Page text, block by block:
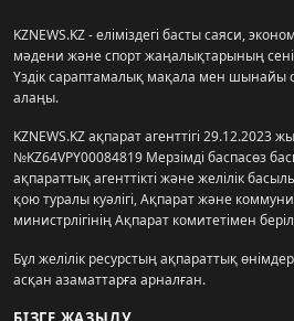
KZNEWS.KZ - еліміздегі басты саяси,
мәдени және спорт жаңалықтарының
Үздік сараптамалық мақала мен шынайы
алаңы.
KZNEWS.KZ ақпарат агенттігі 29.12.2023
№KZ64VPY00084819 Мерзімді баспасөз
ақпараттық агенттікті және желілік
қою туралы куәлігі, Ақпарат және
министрлігінің Ақпарат комитетімен
Бұл желілік ресурстың ақпараттық
асқан азаматтарға арналған.